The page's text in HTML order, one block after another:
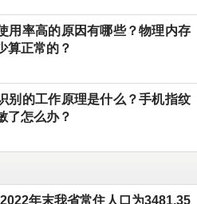
用率高的原因有哪些？物理内存
算正常的？
别的工作原理是什么？手机指纹
了怎么办？
年末我省常住人口为3481.35